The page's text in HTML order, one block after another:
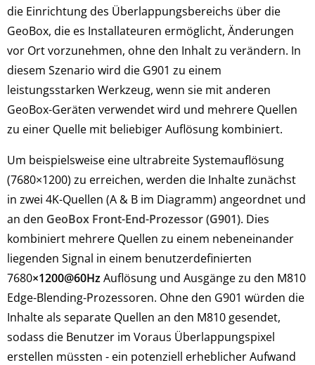
die Einrichtung des Überlappungsbereichs über die
GeoBox, die es Installateuren ermöglicht, Änderungen
vor Ort vorzunehmen, ohne den Inhalt zu verändern. In
diesem Szenario wird die G901 zu einem
leistungsstarken Werkzeug, wenn sie mit anderen
GeoBox-Geräten verwendet wird und mehrere Quellen
zu einer Quelle mit beliebiger Auflösung kombiniert.
Um beispielsweise eine ultrabreite Systemauflösung
(7680×1200) zu erreichen, werden die Inhalte zunächst
in zwei 4K-Quellen (A & B im Diagramm) angeordnet und
an den GeoBox Front-End-Prozessor (G901). Dies
kombiniert mehrere Quellen zu einem nebeneinander
liegenden Signal in einem benutzerdefinierten
7680×1200@60HzAuflösung und Ausgänge zu den M810
Edge-Blending-Prozessoren. Ohne den G901 würden die
Inhalte als separate Quellen an den M810 gesendet,
sodass die Benutzer im Voraus Überlappungspixel
erstellen müssten - ein potenziell erheblicher Aufwand